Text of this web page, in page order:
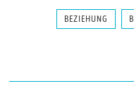
BEZIEHUNG